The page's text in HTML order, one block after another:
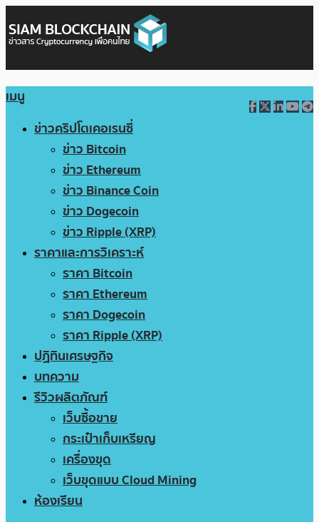
เมนู
ข่าวคริปโตเคอเรนซี่
ข่าว Bitcoin
ข่าว Ethereum
ข่าว Binance Coin
ข่าว Dogecoin
ข่าว Ripple (XRP)
ราคาและการวิเคราะห์
ราคา Bitcoin
ราคา Ethereum
ราคา Dogecoin
ราคา Ripple (XRP)
ปฏิทินเศรษฐกิจ
บทความ
รีวิวผลิตภัณฑ์
เว็บซื้อขาย
กระเป๋าเก็บเหรียญ
เครื่องขุด
เว็บขุดแบบ Cloud Mining
ห้องเรียน